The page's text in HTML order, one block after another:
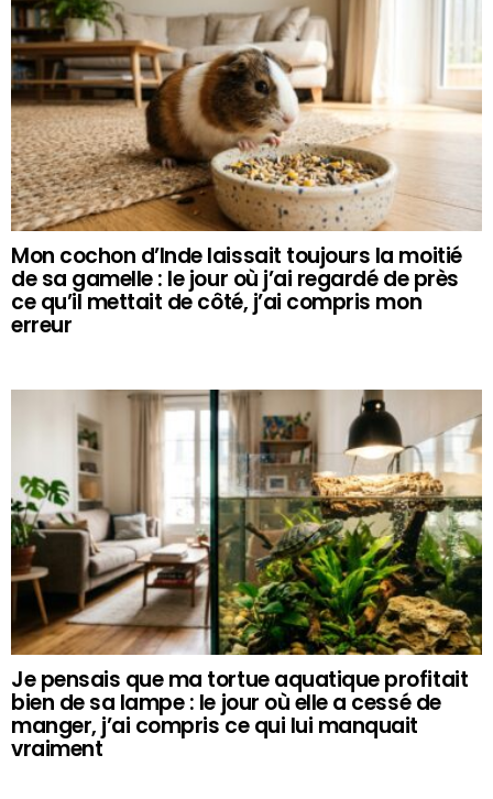
Mon cochon d’Inde laissait toujours la moitié
de sa gamelle : le jour où j’ai regardé de près
ce qu’il mettait de côté, j’ai compris mon
erreur
Je pensais que ma tortue aquatique profitait
bien de sa lampe : le jour où elle a cessé de
manger, j’ai compris ce qui lui manquait
vraiment